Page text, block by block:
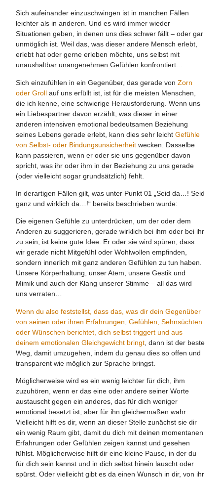
Sich aufeinander einzuschwingen ist in manchen Fällen
leichter als in anderen. Und es wird immer wieder
Situationen geben, in denen uns dies schwer fällt – oder gar
unmöglich ist. Weil das, was dieser andere Mensch erlebt,
erlebt hat oder gerne erleben möchte, uns selbst mit
unaushaltbar unangenehmen Gefühlen konfrontiert…
Sich einzufühlen in ein Gegenüber, das gerade vonZorn
oder Groll auf uns erfüllt ist, ist für die meisten Menschen,
die ich kenne, eine schwierige Herausforderung. Wenn uns
ein Liebespartner davon erzählt, was dieser in einer
anderen intensiven emotional bedeutsamen Beziehung
seines Lebens gerade erlebt, kann dies sehr leichtGefühle
von Selbst- oder Bindungsunsicherheit wecken. Dasselbe
kann passieren, wenn er oder sie uns gegenüber davon
spricht, was ihr oder ihm in der Beziehung zu uns gerade
(oder vielleicht sogar grundsätzlich) fehlt.
In derartigen Fällen gilt, was unter Punkt 01 „Seid da…! Seid
ganz und wirklich da…!“ bereits beschrieben wurde:
Die eigenen Gefühle zu unterdrücken, um der oder dem
Anderen zu suggerieren, gerade wirklich bei ihm oder bei ihr
zu sein, ist keine gute Idee. Er oder sie wird spüren, dass
wir gerade nicht Mitgefühl oder Wohlwollen empfinden,
sondern innerlich mit ganz anderen Gefühlen zu tun haben.
Unsere Körperhaltung, unser Atem, unsere Gestik und
Mimik und auch der Klang unserer Stimme – all das wird
uns verraten…
Wenn du also feststellst, dass das, was dir dein Gegenüber
von seinen oder ihren Erfahrungen, Gefühlen, Sehnsüchten
oder Wünschen berichtet, dich selbst triggert und aus
deinem emotionalen Gleichgewicht bringt , dann ist der beste
Weg, damit umzugehen, indem du genau dies so offen und
transparent wie möglich zur Sprache bringst.
Möglicherweise wird es ein wenig leichter für dich, ihm
zuzuhören, wenn er das eine oder andere seiner Worte
austauscht gegen ein anderes, das für dich weniger
emotional besetzt ist, aber für ihn gleichermaßen wahr.
Vielleicht hilft es dir, wenn an dieser Stelle zunächst sie dir
ein wenig Raum gibt, damit du dich mit deinen momentanen
Erfahrungen oder Gefühlen zeigen kannst und gesehen
fühlst. Möglicherweise hilft dir eine kleine Pause, in der du
für dich sein kannst und in dich selbst hinein lauscht oder
spürst. Oder vielleicht gibt es da einen Wunsch in dir, von ihr